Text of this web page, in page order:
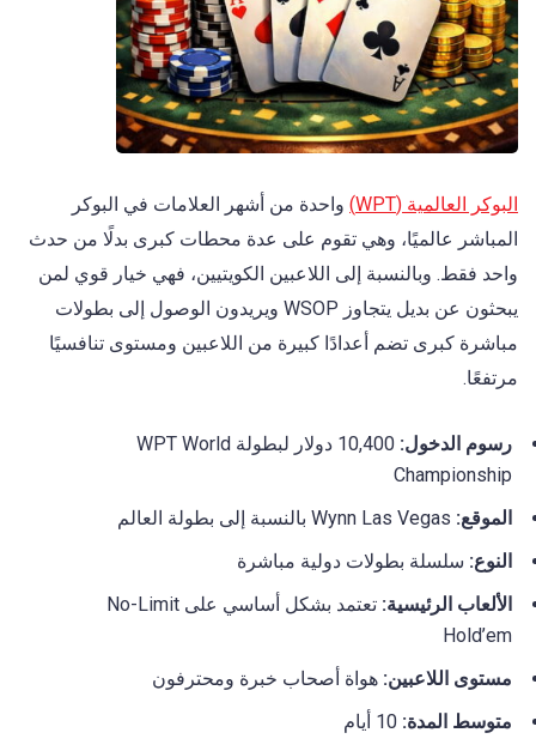
البوكر العالمية (WPT)
واحدة من أشهر العلامات في البوكر
المباشر عالميًا، وهي تقوم على عدة محطات كبرى بدلًا من حدث
واحد فقط. وبالنسبة إلى اللاعبين الكويتيين، فهي خيار قوي لمن
يبحثون عن بديل يتجاوز WSOP ويريدون الوصول إلى بطولات
مباشرة كبرى تضم أعدادًا كبيرة من اللاعبين ومستوى تنافسيًا
مرتفعًا.
رسوم الدخول:
10,400 دولار لبطولة WPT World
Championship
الموقع:
النوع: سلسلة بطولات دولية مباشرة
الألعاب الرئيسية:
تعتمد بشكل أساسي على No-Limit
Hold’em
مستوى اللاعبين: هواة أصحاب خبرة ومحترفون
متوسط المدة: